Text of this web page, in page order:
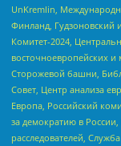
UnKremlin,
Финланд, Гудзоновский
Комитет-2024,
восточноевропейских
Сторожевой башни,
Совет, Центр анализа
Европа, Российский
за демократию в
расследователей,